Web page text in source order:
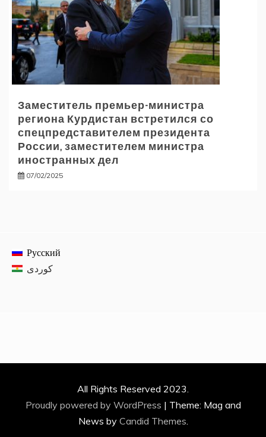
Заместитель премьер-министра
региона Курдистан встретился со
спецпредставителем президента
России, заместителем министра
иностранных дел
07/02/2025
Русский
All Rights Reserved 2023.
Proudly powered by WordPress | Theme: Mag and
News by Candid Themes